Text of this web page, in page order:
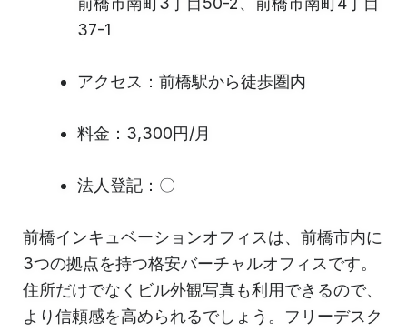
37-1
アクセス：前橋駅から徒歩圏内
料金：3,300円/月
法人登記：〇
前橋インキュベーションオフィスは、前橋市内に
3つの拠点を持つ格安バーチャルオフィスです。
住所だけでなくビル外観写真も利用できるので、
より信頼感を高められるでしょう。フリーデスク